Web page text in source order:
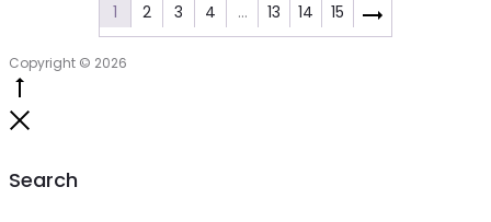
1 2 3 4 … 13 14 15
Copyright © 2026
Search